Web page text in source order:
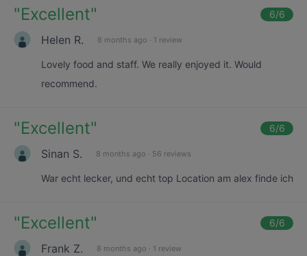
"Excellent" 6/6
Helen R. 8 months ago · 1 review
Lovely food and staff. We really enjoyed it. Would
recommend.
"Excellent" 6/6
Sinan S. 8 months ago · 56 reviews
War echt lecker, und echt top Location am alex finde ich
"Excellent" 6/6
Frank Z. 8 months ago · 1 review